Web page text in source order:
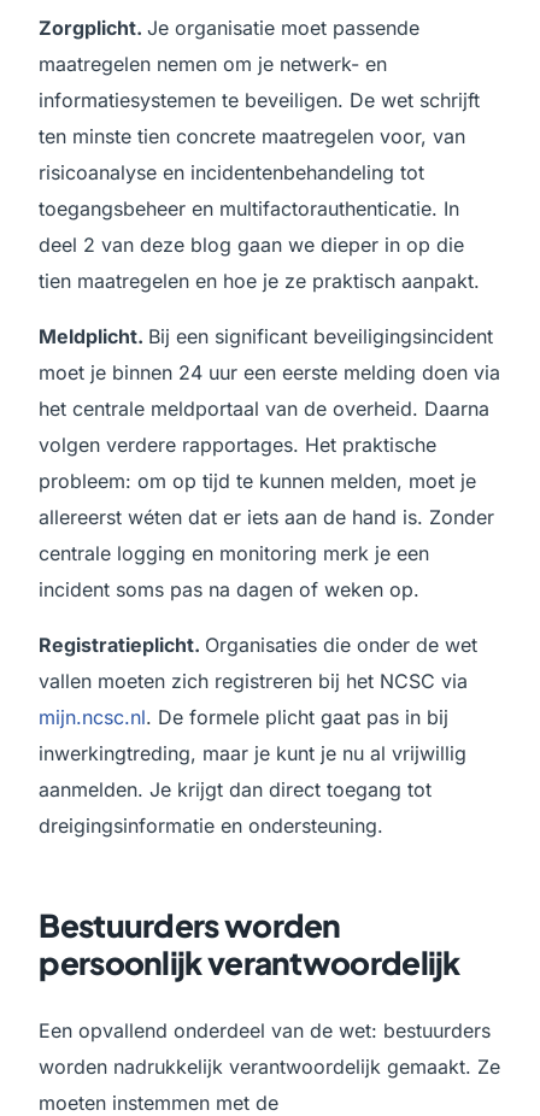
Zorgplicht.Je organisatie moet passende
maatregelen nemen om je netwerk- en
informatiesystemen te beveiligen. De wet schrijft
ten minste tien concrete maatregelen voor, van
risicoanalyse en incidentenbehandeling tot
toegangsbeheer en multifactorauthenticatie. In
deel 2 van deze blog gaan we dieper in op die
tien maatregelen en hoe je ze praktisch aanpakt.
Meldplicht. Bij een significant beveiligingsincident
moet je binnen 24 uur een eerste melding doen via
het centrale meldportaal van de overheid. Daarna
volgen verdere rapportages. Het praktische
probleem: om op tijd te kunnen melden, moet je
allereerst wéten dat er iets aan de hand is. Zonder
centrale logging en monitoring merk je een
incident soms pas na dagen of weken op.
Registratieplicht. Organisaties die onder de wet
vallen moeten zich registreren bij het NCSC via
mijn.ncsc.nl. De formele plicht gaat pas in bij
inwerkingtreding, maar je kunt je nu al vrijwillig
aanmelden. Je krijgt dan direct toegang tot
dreigingsinformatie en ondersteuning.
Bestuurders worden
persoonlijk verantwoordelijk
Een opvallend onderdeel van de wet: bestuurders
worden nadrukkelijk verantwoordelijk gemaakt. Ze
moeten instemmen met de